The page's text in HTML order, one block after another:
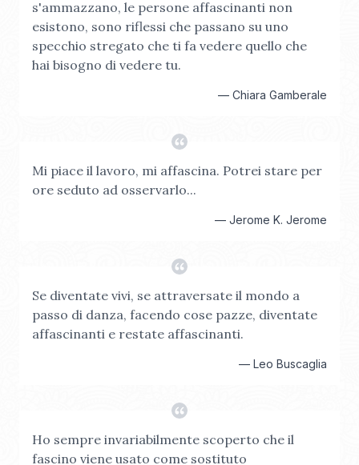
s'ammazzano, le persone affascinanti non
esistono, sono riflessi che passano su uno
specchio stregato che ti fa vedere quello che
hai bisogno di vedere tu.
— Chiara Gamberale
Mi piace il lavoro, mi affascina. Potrei stare per
ore seduto ad osservarlo...
— Jerome K. Jerome
Se diventate vivi, se attraversate il mondo a
passo di danza, facendo cose pazze, diventate
affascinanti e restate affascinanti.
— Leo Buscaglia
Ho sempre invariabilmente scoperto che il
fascino viene usato come sostituto